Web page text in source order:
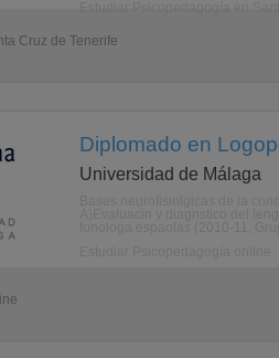
Cruz de Tenerife
Diplomado en
Universidad de Málaga